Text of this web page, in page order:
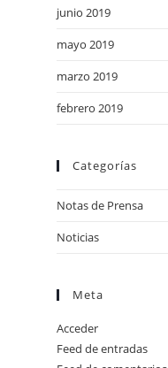
junio 2019
mayo 2019
marzo 2019
febrero 2019
Categorías
Notas de Prensa
Noticias
Meta
Acceder
Feed de entradas